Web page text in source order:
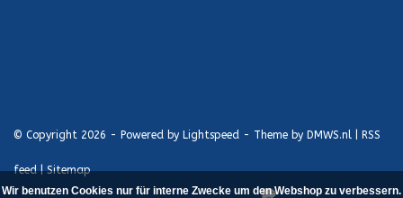
© Copyright 2026 - Powered by Lightspeed - Theme by DMWS.nl RSS
feed|Sitemap
Wir benutzen Cookies nur für interne Zwecke um den Webshop zu verbessern.